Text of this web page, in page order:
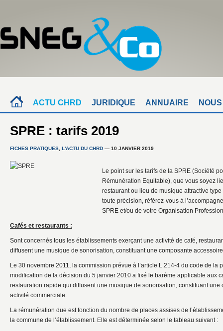
ACTU CHRD JURIDIQUE ANNUAIRE
SPRE : tarifs 2019
FICHES PRATIQUES L'ACTU DU CHRD — 10 JANVIER 2019
Le point sur les tarifs de la SPRE (Société
Rémunération Equitable), que vous soyez
restaurant ou lieu de musique attractive
toute précision, référez-vous à
SPRE et/ou de votre Organisation
Cafés et restaurants :
Sont concernés tous les établissements exerçant une activité de café,
diffusent une musique de sonorisation, constituant une composante
Le 30 novembre 2011, la commission prévue à l’article L.214-4 du code de la
modification de la décision du 5 janvier 2010 a fixé le barème applicable aux
restauration rapide qui diffusent une musique de sonorisation, constituant une
activité commerciale.
La rémunération due est fonction du nombre de places assises de
la commune de l’établissement. Elle est déterminée selon le tableau suivant :